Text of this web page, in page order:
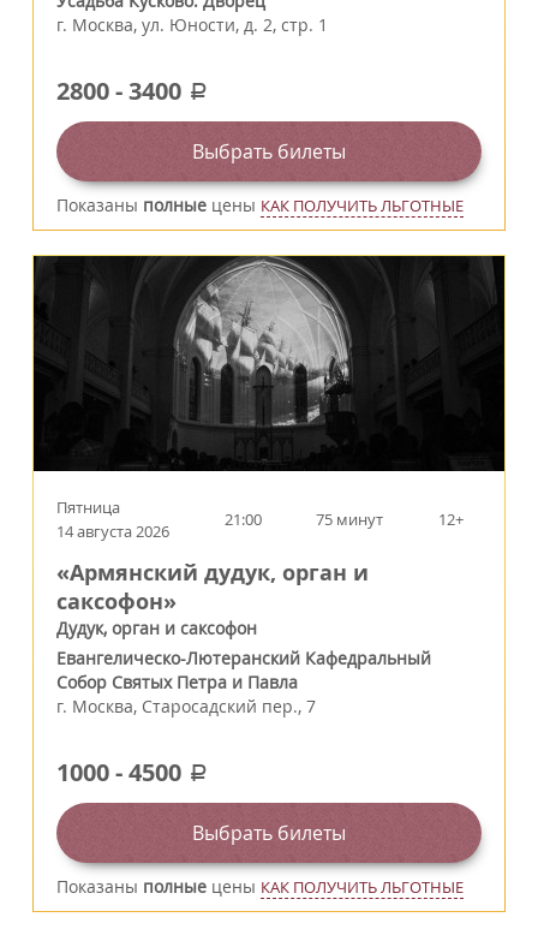
г. Москва, ул. Юности, д. 2, стр. 1
2800-3400 a
Выбрать билеты
Показаны полные цены КАК ПОЛУЧИТЬ ЛЬГОТНЫЕ
Пятница
14 августа 2026
21:00 75 минут 12+
«Армянский дудук, орган и
саксофон»
Дудук, орган и саксофон
Евангелическо-Лютеранский Кафедральный
Собор Святых Петра и Павла
г. Москва, Старосадский пер., 7
1000-4500 a
Выбрать билеты
Показаны полные цены КАК ПОЛУЧИТЬ ЛЬГОТНЫЕ